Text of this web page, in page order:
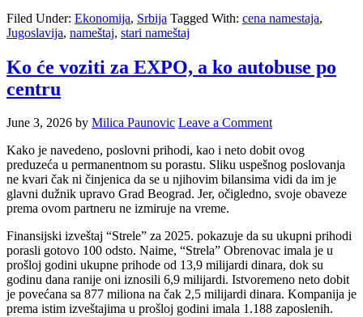
Filed Under: Ekonomija, Srbija Tagged With: cena namestaja,
Jugoslavija, nameštaj, stari nameštaj
Ko će voziti za EXPO, a ko autobuse po
centru
June 3, 2026 by Milica Paunovic Leave a Comment
Kako je navedeno, poslovni prihodi, kao i neto dobit ovog
preduzeća u permanentnom su porastu. Sliku uspešnog poslovanja
ne kvari čak ni činjenica da se u njihovim bilansima vidi da im je
glavni dužnik upravo Grad Beograd. Jer, očigledno, svoje obaveze
prema ovom partneru ne izmiruje na vreme.
Finansijski izveštaj “Strele” za 2025. pokazuje da su ukupni prihodi
porasli gotovo 100 odsto. Naime, “Strela” Obrenovac imala je u
prošloj godini ukupne prihode od 13,9 milijardi dinara, dok su
godinu dana ranije oni iznosili 6,9 milijardi. Istvoremeno neto dobit
je povećana sa 877 miliona na čak 2,5 milijardi dinara. Kompanija je
prema istim izveštajima u prošloj godini imala 1.188 zaposlenih.